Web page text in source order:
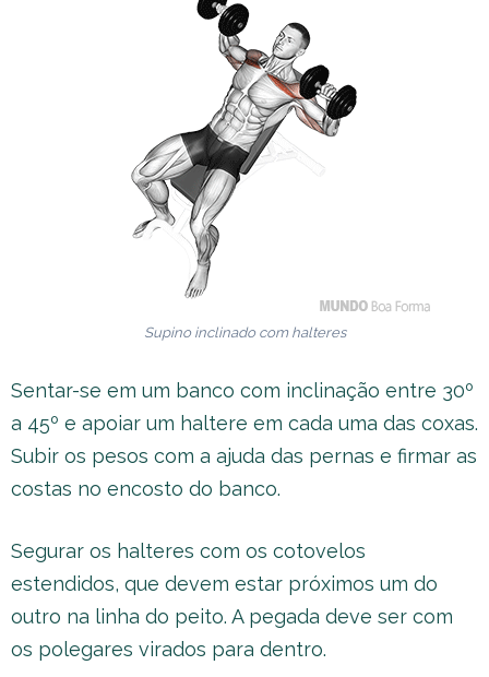
Supino inclinado com halteres
Sentar-se em um banco com inclinação entre 30º
a 45º e apoiar um haltere em cada uma das coxas.
Subir os pesos com a ajuda das pernas e firmar as
costas no encosto do banco.
Segurar os halteres com os cotovelos
estendidos, que devem estar próximos um do
outro na linha do peito. A pegada deve ser com
os polegares virados para dentro.